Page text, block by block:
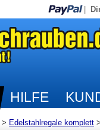
HILFE
> Edelstahlregale komplett